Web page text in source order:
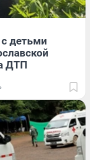
детьми
ДТП